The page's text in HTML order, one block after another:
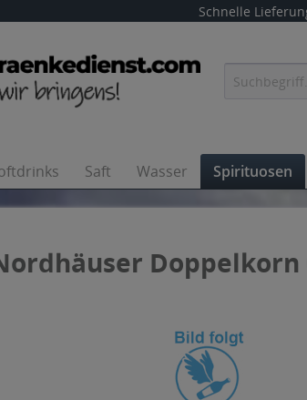
Schnelle
Saft Wasser Spirituosen
Doppelkorn